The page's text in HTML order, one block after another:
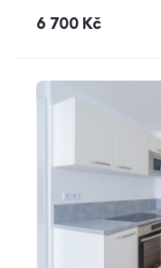
cena
6 700 Kč